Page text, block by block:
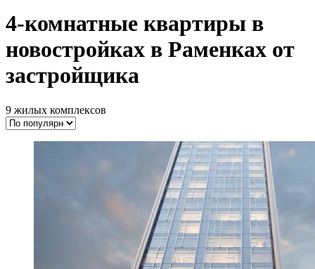
4-комнатные квартиры в
новостройках в Раменках от
застройщика
9 жилых комплексов